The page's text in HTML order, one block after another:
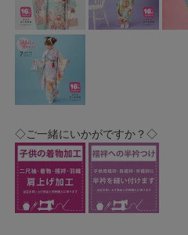
◇ご一緒にいかがですか？◇